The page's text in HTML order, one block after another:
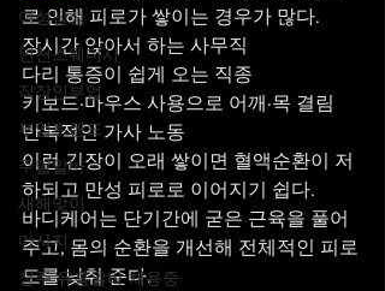
여성남성
인천스웨디시
직장인부업
부업트렌드
주말알바
새해맞이
마사지
청주 유흥알바 채용중
로 인해 피로가 쌓이는 경우가 많다.
장시간 앉아서 하는 사무직
다리 통증이 쉽게 오는 직종
키보드·마우스 사용으로 어깨·목 결림
반복적인 가사 노동
이런 긴장이 오래 쌓이면 혈액순환이 저
하되고 만성 피로로 이어지기 쉽다.
바디케어는 단기간에 굳은 근육을 풀어
주고, 몸의 순환을 개선해 전체적인 피로
도를 낮춰 준다.